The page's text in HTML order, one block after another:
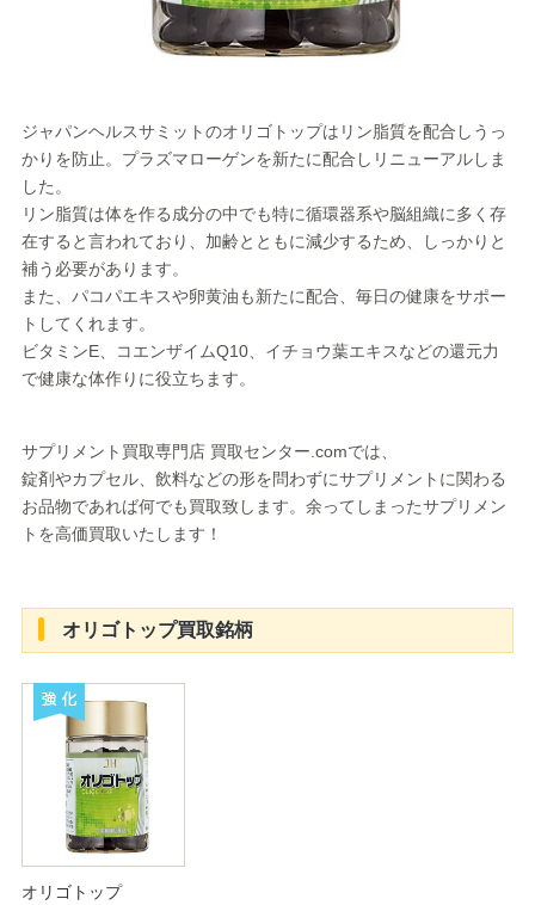
ジャパンヘルスサミットのオリゴトップはリン脂質を配合しうっ
かりを防止。プラズマローゲンを新たに配合しリニューアルしま
した。
リン脂質は体を作る成分の中でも特に循環器系や脳組織に多く存
在すると言われており、加齢とともに減少するため、しっかりと
補う必要があります。
また、パコパエキスや卵黄油も新たに配合、毎日の健康をサポー
トしてくれます。
ビタミンE、コエンザイムQ10、イチョウ葉エキスなどの還元力
で健康な体作りに役立ちます。
サプリメント買取専門店 買取センター.comでは、
錠剤やカプセル、飲料などの形を問わずにサプリメントに関わる
お品物であれば何でも買取致します。余ってしまったサプリメン
トを高価買取いたします！
オリゴトップ買取銘柄
オリゴトップ